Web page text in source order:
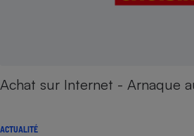
Achat sur Internet - Arnaque
ACTUALITÉ